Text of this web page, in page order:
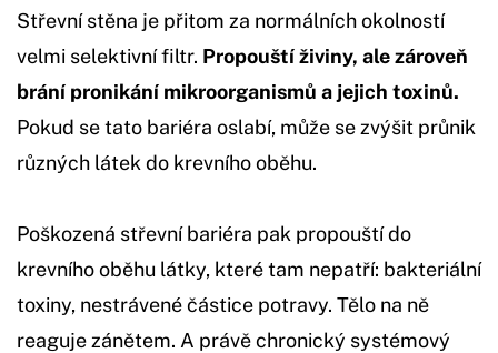
Střevní stěna je přitom za normálních okolností
velmi selektivní filtr. Propouští živiny, ale zároveň
brání pronikání mikroorganismů a jejich toxinů.
Pokud se tato bariéra oslabí, může se zvýšit průnik
různých látek do krevního oběhu.
Poškozená střevní bariéra pak propouští do
krevního oběhu látky, které tam nepatří: bakteriální
toxiny, nestrávené částice potravy. Tělo na ně
reaguje zánětem. A právě chronický systémový